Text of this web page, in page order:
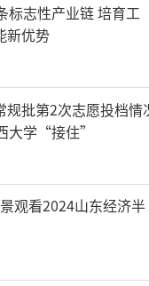
标志性产业链 培育工
新优势
规批第2次志愿投档情
大学“接住”
观看2024山东经济半